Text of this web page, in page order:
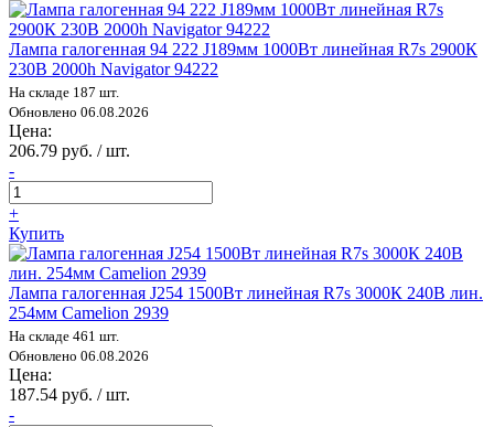
Лампа галогенная 94 222 J189мм 1000Вт линейная R7s 2900К
230В 2000h Navigator 94222
На складе 187 шт.
Обновлено 06.08.2026
Цена:
206.79 руб. / шт.
-
+
Купить
Лампа галогенная J254 1500Вт линейная R7s 3000К 240В лин.
254мм Camelion 2939
На складе 461 шт.
Обновлено 06.08.2026
Цена:
187.54 руб. / шт.
-